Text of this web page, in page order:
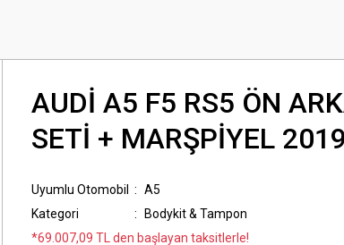
AUDİ A5 F5 RS5 ÖN
SETİ + MARŞPİYEL
Uyumlu Otomobil
A5
Kategori
Bodykit & Tampon
*69.007,09 TL den başlayan taksitlerle!